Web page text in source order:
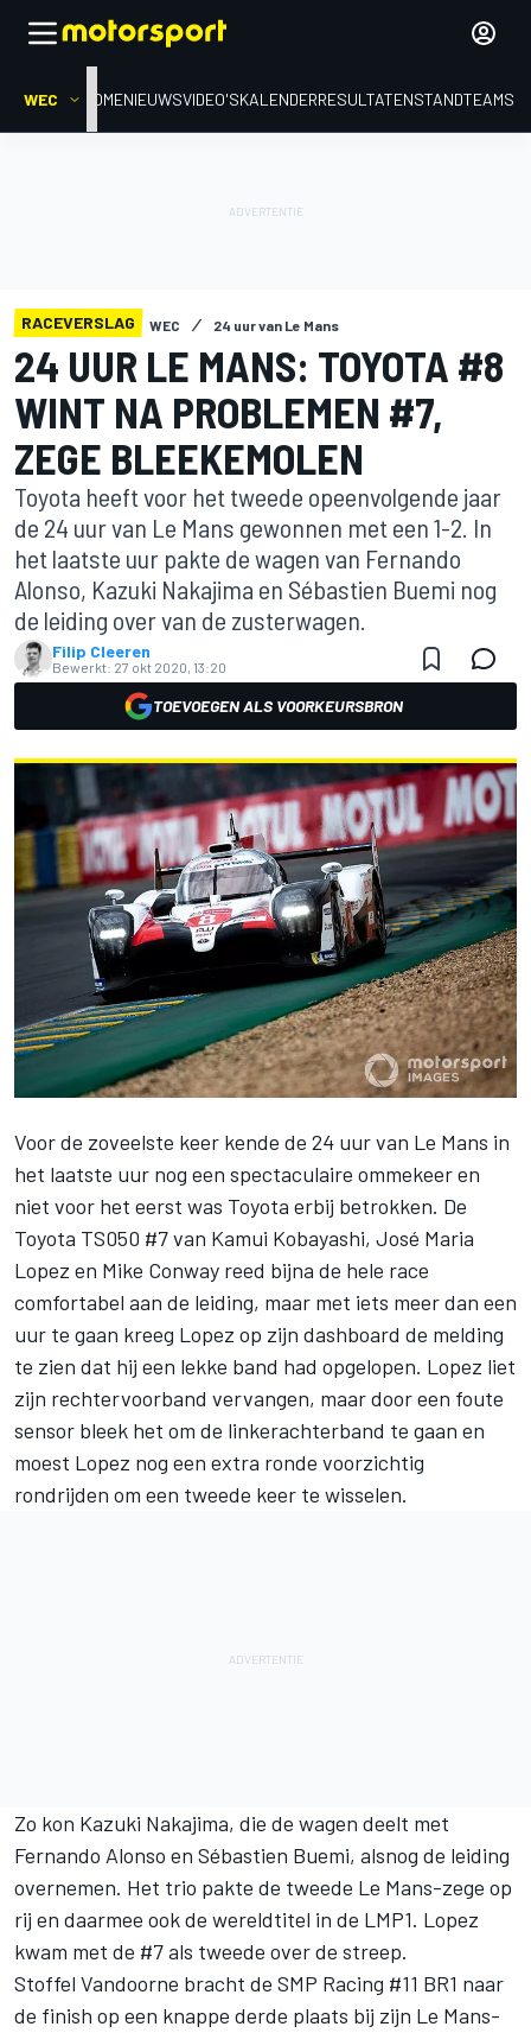
WEC HOMENIEUWSVIDEO'SKALENDERRESULTATENSTANDTEAMS
RACEVERSLAG WEC 24 uur van Le Mans
24 UUR LE MANS: TOYOTA #8
WINT NA PROBLEMEN #7,
ZEGE BLEEKEMOLEN
Toyota heeft voor het tweede opeenvolgende jaar
de 24 uur van Le Mans gewonnen met een 1-2. In
het laatste uur pakte de wagen van Fernando
Alonso, Kazuki Nakajima en Sébastien Buemi nog
de leiding over van de zusterwagen.
Filip Cleeren
Bewerkt: 27 okt 2020, 13:20
TOEVOEGEN ALS VOORKEURSBRON
Voor de zoveelste keer kende de 24 uur van Le Mans in
het laatste uur nog een spectaculaire ommekeer en
niet voor het eerst was Toyota erbij betrokken. De
Toyota TS050 #7 van Kamui Kobayashi, José Maria
Lopez en Mike Conway reed bijna de hele race
comfortabel aan de leiding, maar met iets meer dan een
uur te gaan kreeg Lopez op zijn dashboard de melding
te zien dat hij een lekke band had opgelopen. Lopez liet
zijn rechtervoorband vervangen, maar door een foute
sensor bleek het om de linkerachterband te gaan en
moest Lopez nog een extra ronde voorzichtig
rondrijden om een tweede keer te wisselen.
Zo kon Kazuki Nakajima, die de wagen deelt met
Fernando Alonso en Sébastien Buemi, alsnog de leiding
overnemen. Het trio pakte de tweede Le Mans-zege op
rij en daarmee ook de wereldtitel in de LMP1. Lopez
kwam met de #7 als tweede over de streep.
Stoffel Vandoorne bracht de SMP Racing #11 BR1 naar
de finish op een knappe derde plaats bij zijn Le Mans-